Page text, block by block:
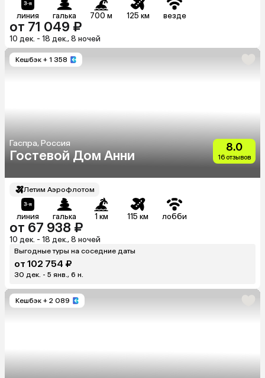
линия галька 700 м 125 км везде
от 71 049 ₽
10 дек. - 18 дек., 8 ночей
Кешбэк + 1 358
Гаспра, Россия
Гостевой Дом Анни
8.0
16 отзывов
Летим Аэрофлотом
линия галька 1 км 115 км лобби
от 67 938 ₽
10 дек. - 18 дек., 8 ночей
Выгодные туры на соседние даты
от 102 754 ₽
30 дек. - 5 янв., 6 н.
Кешбэк + 2 089